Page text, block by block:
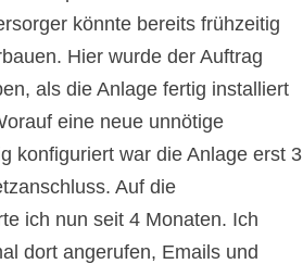
könnte bereits frühzeitig
Hier wurde der Auftrag
als die Anlage fertig installiert
eine neue unnötige
konfiguriert war die Anlage erst 3
Auf die
ich nun seit 4 Monaten. Ich
dort angerufen, Emails und